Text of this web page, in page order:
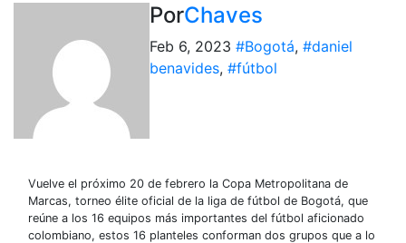
PorChaves
Feb 6, 2023 #Bogotá, #daniel
benavides, #fútbol
Vuelve el próximo 20 de febrero la Copa Metropolitana de
Marcas, torneo élite oficial de la liga de fútbol de Bogotá, que
reúne a los 16 equipos más importantes del fútbol aficionado
colombiano, estos 16 planteles conforman dos grupos que a lo